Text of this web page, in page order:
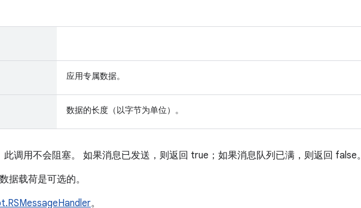
应用专属数据。
数据的长度（以字节为单位）。
调用不会阻塞。 如果消息已发送，则返回 true；如果消息队列已满，则返回 false。
据载荷是可选的。
。